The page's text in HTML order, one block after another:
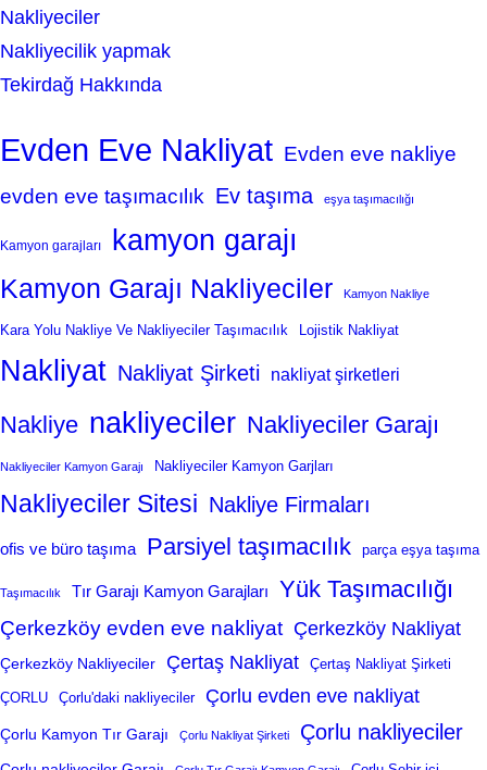
Nakliyeciler
Nakliyecilik yapmak
Tekirdağ Hakkında
Evden Eve Nakliyat Evden eve nakliye
evden eve taşımacılık Ev taşıma eşya taşımacılığı
Kamyon garajları kamyon garajı
Kamyon Garajı Nakliyeciler Kamyon Nakliye
Kara Yolu Nakliye Ve Nakliyeciler Taşımacılık Lojistik Nakliyat
Nakliyat Nakliyat Şirketi nakliyat şirketleri
Nakliye nakliyeciler Nakliyeciler Garajı
Nakliyeciler Kamyon Garajı Nakliyeciler Kamyon Garjları
Nakliyeciler Sitesi Nakliye Firmaları
ofis ve büro taşıma Parsiyel taşımacılık parça eşya taşıma
Taşımacılık Tır Garajı Kamyon Garajları Yük Taşımacılığı
Çerkezköy evden eve nakliyat Çerkezköy Nakliyat
Çerkezköy Nakliyeciler Çertaş Nakliyat Çertaş Nakliyat Şirketi
ÇORLU Çorlu'daki nakliyeciler Çorlu evden eve nakliyat
Çorlu Kamyon Tır Garajı Çorlu Nakliyat Şirketi Çorlu nakliyeciler